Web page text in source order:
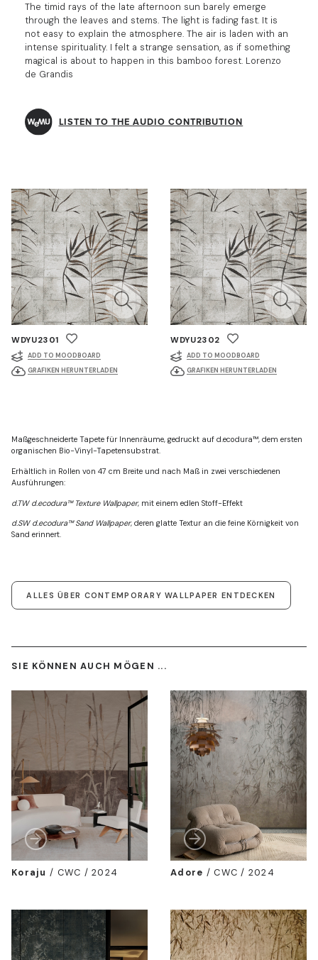
The timid rays of the late afternoon sun barely emerge
through the leaves and stems. The light is fading fast. It is
not easy to explain the atmosphere. The air is laden with an
intense spirituality. I felt a strange sensation, as if something
magical is about to happen in this bamboo forest. Lorenzo
de Grandis
LISTEN TO THE AUDIO CONTRIBUTION
WDYU2301
ADD TO MOODBOARD
GRAFIKEN HERUNTERLADEN
WDYU2302
ADD TO MOODBOARD
GRAFIKEN HERUNTERLADEN
Maßgeschneiderte Tapete für Innenräume, gedruckt auf d.ecodura™, dem ersten
organischen Bio-Vinyl-Tapetensubstrat.
Erhältlich in Rollen von 47 cm Breite und nach Maß in zwei verschiedenen
Ausführungen:
d.TW d.ecodura™ Texture Wallpaper, mit einem edlen Stoff-Effekt
d.SW d.ecodura™ Sand Wallpaper, deren glatte Textur an die feine Körnigkeit von
Sand erinnert.
ALLES ÜBER CONTEMPORARY WALLPAPER ENTDECKEN
SIE KÖNNEN AUCH MÖGEN ...
Koraju / CWC / 2024 Adore /CWC / 2024